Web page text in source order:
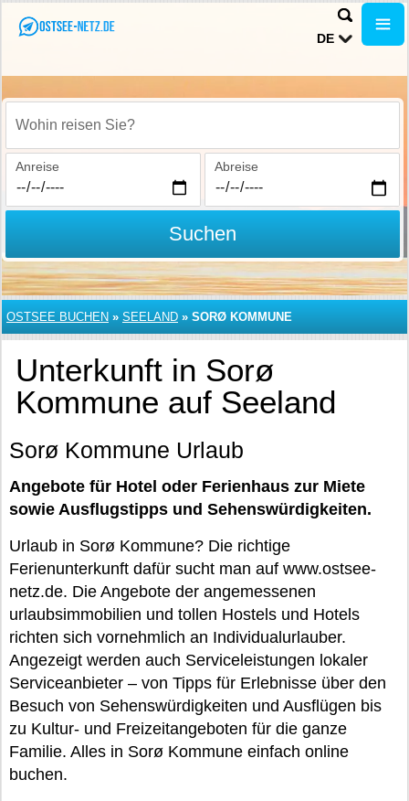
DE
Wohin reisen Sie?
Anreise Abreise
Suchen
OSTSEE BUCHEN » SEELAND » SORØ KOMMUNE
Unterkunft in Sorø
Kommune auf Seeland
Sorø Kommune Urlaub
Angebote für Hotel oder Ferienhaus zur Miete
sowie Ausflugstipps und Sehenswürdigkeiten.
Urlaub in Sorø Kommune? Die richtige
Ferienunterkunft dafür sucht man auf www.ostsee-
netz.de. Die Angebote der angemessenen
urlaubsimmobilien und tollen Hostels und Hotels
richten sich vornehmlich an Individualurlauber.
Angezeigt werden auch Serviceleistungen lokaler
Serviceanbieter – von Tipps für Erlebnisse über den
Besuch von Sehenswürdigkeiten und Ausflügen bis
zu Kultur- und Freizeitangeboten für die ganze
Familie. Alles in Sorø Kommune einfach online
buchen.